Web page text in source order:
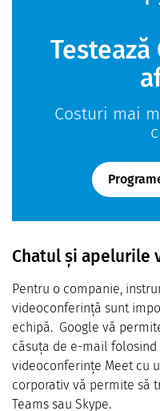
Costuri mai
Chatul și apelurile
Pentru o companie,
videoconferință sunt
echipă. Google vă
căsuța de e-mail folosind
videoconferințe Meet cu
corporativ vă permite să
Teams sau Skype.